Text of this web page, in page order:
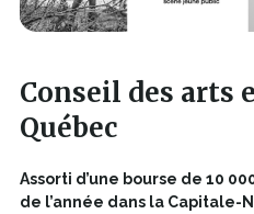
Conseil des arts
Québec
Assorti d’une bourse de 10
de l’année dans la